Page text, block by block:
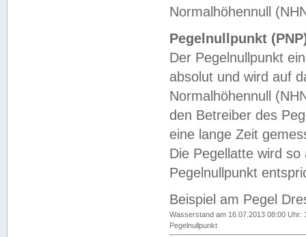
Normalhöhennull
Pegelnullpunkt
Der Pegelnullpunkt
absolut und wird auf
Normalhöhennull
den Betreiber des
eine lange Zeit
Die Pegellatte wird
Pegelnullpunkt
Beispiel am Pegel
Wasserstand am 16.07.2013 08:00 Uhr:
Pegelnullpunkt